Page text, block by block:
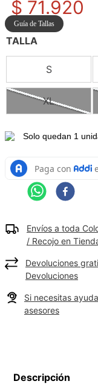
$ 71.920
Guía de Tallas
TALLA
S
XL
Solo quedan 1
Envíos a toda
/ Recojo en
Devoluciones
Devoluciones
Si necesitas
asesores
Descripción
9. camisetas
10